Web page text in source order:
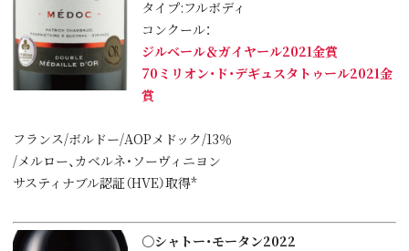
タイプ:フルボディ
コンクール：
ジルベール＆ガイヤール2021金賞
70ミリオン・ド・デギュスタトゥール2021金
賞
フランス/ボルドー/AOPメドック/13％
/メルロー、カベルネ・ソーヴィニヨン
サスティナブル認証（HVE）取得*
○シャトー・モータン2022